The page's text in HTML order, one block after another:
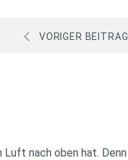
VORIGER BEITRAG
nach oben hat. Denn